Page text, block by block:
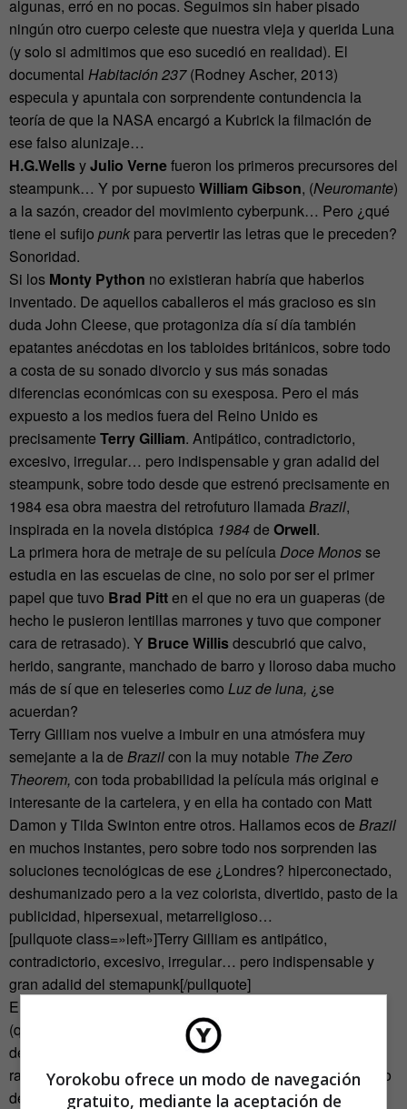
algunas, erró en no pocas. Seguimos sin haber pisado
ningún otro cuerpo celeste que nuestra vieja y querida Luna
(y solo si admitimos que eso sucedió en realidad). El
documental Habitación 237(Rodney Ascher, 2013)
especula y apuntala con sorprendente contundencia la
teoría de que la NASA encargó a Kubrick la filmación de
ese falso alunizaje…
H.G.WellsyJulio Vernefueron los primeros precursores del
steampunk… Y por supuesto William Gibson, (Neuromante)
a la sazón, creador del movimiento cyberpunk… Pero ¿qué
tiene el sufijo punk para pervertir las letras que le preceden?
Sonoridad.
Si los Monty Python no existieran habría que haberlos
inventado. De aquellos caballeros el más gracioso es sin
duda John Cleese, que protagoniza día sí día también
epatantes anécdotas en los tabloides británicos, sobre todo
a costa de su sonado divorcio y sus más sonadas
diferencias económicas con su exesposa. Pero el más
expuesto a los medios fuera del Reino Unido es
precisamente Terry Gilliam. Antipático, contradictorio,
excesivo, irregular… pero indispensable y gran adalid del
steampunk, sobre todo desde que estrenó precisamente en
1984 esa obra maestra del retrofuturo llamadaBrazil,
inspirada en la novela distópica 1984de Orwell.
La primera hora de metraje de su películaDoce Monosse
estudia en las escuelas de cine, no solo por ser el primer
papel que tuvo Brad Pitten el que no era un guaperas (de
hecho le pusieron lentillas marrones y tuvo que componer
cara de retrasado). Y Bruce Willisdescubrió que calvo,
herido, sangrante, manchado de barro y lloroso daba mucho
más de sí que en teleseries como Luz de luna, ¿se
acuerdan?
Terry Gilliam nos vuelve a imbuir en una atmósfera muy
semejante a la de Brazilcon la muy notable The Zero
Theorem, con toda probabilidad la película más original e
interesante de la cartelera, y en ella ha contado con Matt
Damon y Tilda Swinton entre otros. Hallamos ecos de Brazil
en muchos instantes, pero sobre todo nos sorprenden las
soluciones tecnológicas de ese ¿Londres? hiperconectado,
deshumanizado pero a la vez colorista, divertido, pasto de la
publicidad, hipersexual, metarreligioso…
[pullquote class=»left»]Terry Gilliam es antipático,
contradictorio, excesivo, irregular… pero indispensable y
gran adalid del stemapunk[/pullquote]
El protagonista vive solo en el interior de una gran iglesia
(que ha obtenido mediante una ventajosa subasta tras
desahuciar a una orden monástica con voto de silencio,
razón por la que no pudo defenderse del atropello) rodeado
de sensores, y trabajando en un oscuro proyecto de la
Yorokobu ofrece un modo de navegación
gratuito, mediante la aceptación de